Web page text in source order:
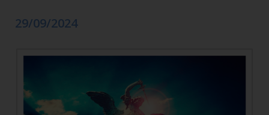
29/09/2024